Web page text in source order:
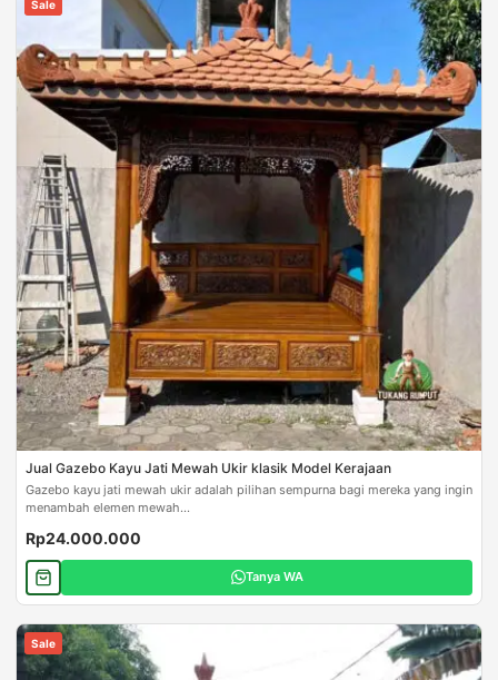
Sale
Jual Gazebo Kayu Jati Mewah Ukir klasik Model Kerajaan
Gazebo kayu jati mewah ukir adalah pilihan sempurna bagi mereka yang ingin
menambah elemen mewah...
Rp24.000.000
Tanya WA
Sale